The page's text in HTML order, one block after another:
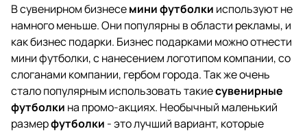
В сувенирном бизнесемини футболки используют не
намного меньше. Они популярны в области рекламы, и
как бизнес подарки. Бизнес подарками можно отнести
мини футболки, с нанесением логотипом компании, со
слоганами компании, гербом города. Так же очень
стало популярным использовать такиесувенирные
футболки на промо-акциях. Необычный маленький
размерфутболки - это лучший вариант, которые